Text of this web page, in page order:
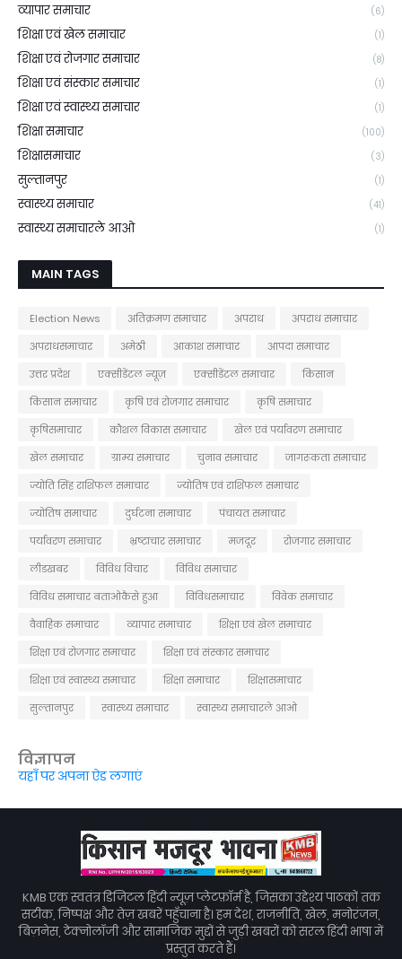
व्यापार समाचार (6)
शिक्षा एवं खेल समाचार (1)
शिक्षा एवं रोजगार समाचार (8)
शिक्षा एवं संस्कार समाचार (1)
शिक्षा एवं स्वास्थ्य समाचार (1)
शिक्षा समाचार (100)
शिक्षासमाचार (3)
सुल्तानपुर (1)
स्वास्थ्य समाचार (41)
स्वास्थ्य समाचारले आओ (1)
MAIN TAGS
Election News अतिक्रमण समाचार अपराध
अपराध समाचार
अपराधसमाचार
अमेठी आकाश समाचार
आपदा समाचार
उत्तर प्रदेश
एक्सीडेंटल न्यूज़ एक्सीडेंटल समाचार
किसान
किसान समाचार
कृषि एवं रोजगार समाचार
कृषि समाचार
कृषिसमाचार
कौशल विकास समाचार
खेल एवं पर्यावरण समाचार
खेल समाचार
ग्राम्य समाचार चुनाव समाचार
जागरूकता समाचार
ज्योति सिंह राशिफल समाचार
ज्योतिष एवं राशिफल समाचार
ज्योतिष समाचार
दुर्घटना समाचार
पंचायत समाचार
पर्यावरण समाचार
भ्रष्टाचार समाचार मजदूर
रोजगार समाचार
लीडखबर
विविध विचार
विविध समाचार
विविध समाचार बताओकैसे हुआ
विविधसमाचार
विवेक समाचार
वैवाहिक समाचार
व्यापार समाचार
शिक्षा एवं खेल समाचार
शिक्षा एवं रोजगार समाचार
शिक्षा एवं संस्कार समाचार
शिक्षा एवं स्वास्थ्य समाचार
शिक्षा समाचार
शिक्षासमाचार
सुल्तानपुर
स्वास्थ्य समाचार स्वास्थ्य समाचारले आओ
विज्ञापन
यहाँ पर अपना ऐड लगाएं
KMB एक स्वतंत्र डिजिटल हिंदी न्यूज़ प्लेटफ़ॉर्म है, जिसका उद्देश्य पाठकों तक
सटीक, निष्पक्ष और तेज़ खबरें पहुँचाना है। हम देश, राजनीति, खेल, मनोरंजन,
बिज़नेस, टेक्नोलॉजी और सामाजिक मुद्दों से जुड़ी खबरों को सरल हिंदी भाषा में
प्रस्तुत करते हैं।